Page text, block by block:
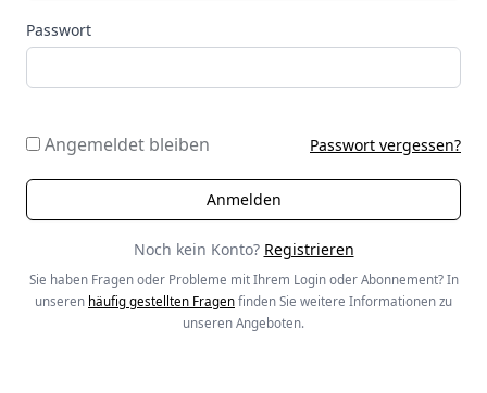
Passwort
Angemeldet bleiben Passwort vergessen?
Noch kein Konto? Registrieren
Sie haben Fragen oder Probleme mit Ihrem Login oder Abonnement? In
unseren häufig gestellten Fragen finden Sie weitere Informationen zu
unseren Angeboten.